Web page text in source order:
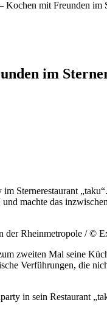
Kochen mit Freunden im
im
Sternerestaurant
machte das
der Rheinmetropole / ©
zweiten Mal seine
Verführungen, die
in sein Restaurant